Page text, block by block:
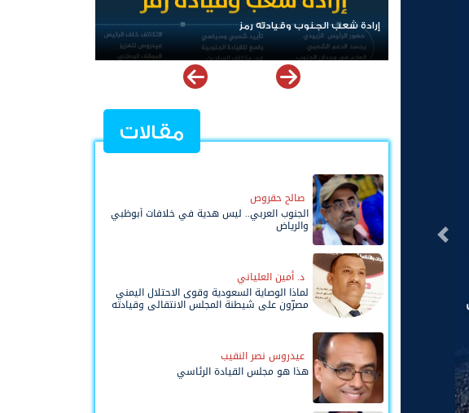
التالى
الرئيس عيدروس الزُبيدي.. نبض الجنوب ورمز إرادته
مقالات
صالح حقروص
الجنوب العربي.. ليس هدية في خلافات أبوظبي
والرياض
د. أمين العلياني
لماذا الوصاية السعودية وقوى الاحتلال اليمني
مصرّون على شيطنة المجلس الانتقالي وقيادته
عيدروس نصر النقيب
هذا هو مجلس القيادة الرئاسي